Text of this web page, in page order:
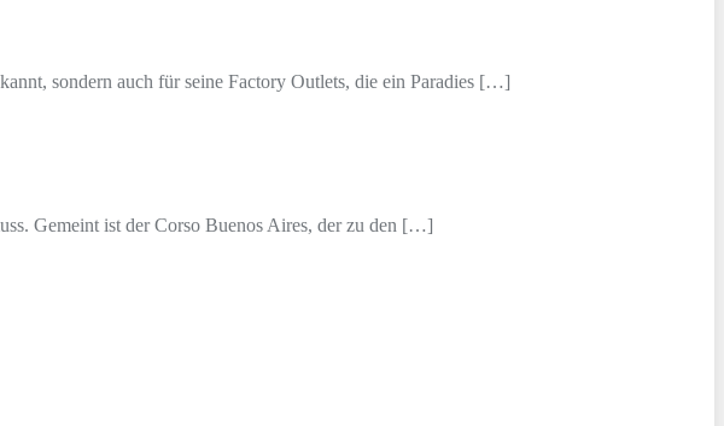
sondern auch für seine Factory Outlets, die ein Paradies […]
Gemeint ist der Corso Buenos Aires, der zu den […]